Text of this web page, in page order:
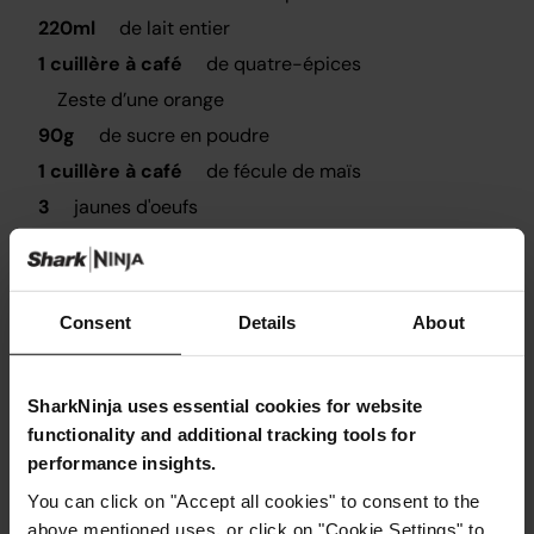
Consent Details About
SharkNinja uses essential cookies for website
functionality and additional tracking tools for
performance insights.
You can click on "Accept all cookies" to consent to the
above mentioned uses, or click on "Cookie Settings" to
220ml
de lait entier
1 cuillère à café
de quatre-épices
Zeste d’une orange
90g
de sucre en poudre
1 cuillère à café
de fécule de maïs
3
jaunes d'oeufs
d’écorces confites en petits morceaux, pour les